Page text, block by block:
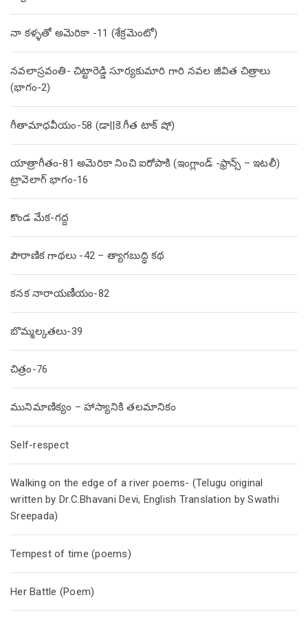
నా కళ్ళతో అమెరికా -11 (శేక్రమెంటో)
నవలాస్రవంతి- చిట్టారెడ్డి సూర్యకుమారి గారి నవల జీవిత చిత్రాలు
(భాగం-2)
గీతామాధవీయం-58 (డా||కె.గీత టాక్ షో)
యాత్రాగీతం-81 అమెరికా నించి ఐరోపాకి (ఇంగ్లాండ్ -ఫ్రాన్స్ – ఇటలీ)
ట్రావెలాగ్ భాగం-16
కొండ మేక-గద్ద
పౌరాణిక గాథలు -42 – త్యాగబుద్ధి కథ
కనక నారాయణీయం-82
బొమ్మల్కతలు-39
చిత్రం-76
మునిమాణిక్యం – హాస్యానికి తలమానికం
Self-respect
Walking on the edge of a river poems- (Telugu original
written by Dr.C.Bhavani Devi, English Translation by Swathi
Sreepada)
Tempest of time (poems)
Her Battle (Poem)